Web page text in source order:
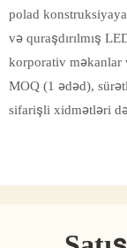
polad
və quraşdırılmış
korporativ məkanlar
MOQ (1 ədəd),
sifarişli xidmətləri